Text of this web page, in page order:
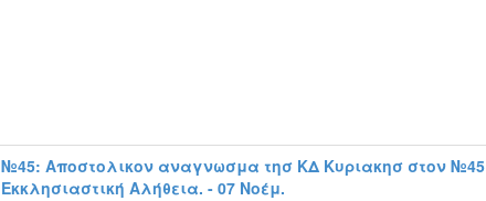
№45: Αποστολικον αναγνωσμα τησ ΚΔ Κυριακησ στον №45
Εκκλησιαστική Αλήθεια. - 07 Νοέμ.